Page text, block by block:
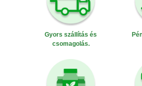
Gyors szállítás és
csomagolás.